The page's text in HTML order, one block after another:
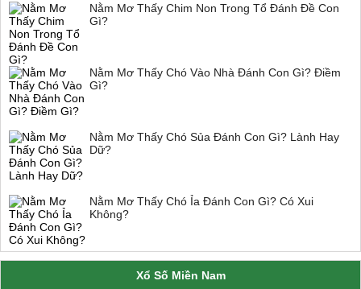
Nằm Mơ Thấy Chim Non Trong Tổ Đánh Đề Con
Gì?
Nằm Mơ Thấy Chó Vào Nhà Đánh Con Gì? Điềm
Gì?
Nằm Mơ Thấy Chó Sủa Đánh Con Gì? Lành Hay
Dữ?
Nằm Mơ Thấy Chó Ỉa Đánh Con Gì? Có Xui
Không?
Xổ Số Miền Nam